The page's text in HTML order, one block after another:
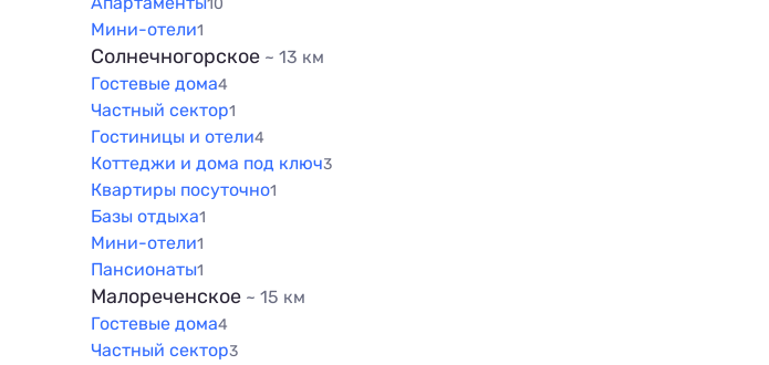
Мини-отели1
Солнечногорское ~ 13 км
Гостевые дома4
Частный сектор1
Гостиницы и отели4
Коттеджи и дома под ключ3
Квартиры посуточно1
Базы отдыха1
Мини-отели1
Пансионаты1
Малореченское ~ 15 км
Гостевые дома4
Частный сектор3